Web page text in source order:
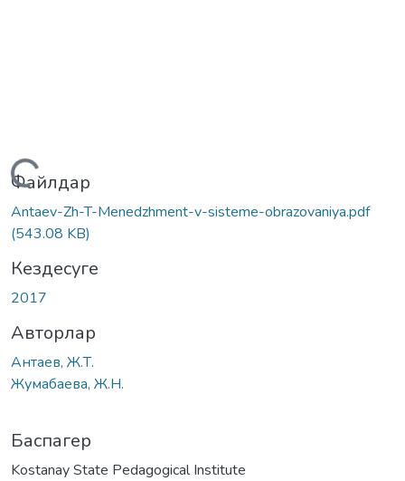
Жүктеу...
Файлдар
Antaev-Zh-T-Menedzhment-v-sisteme-obrazovaniya.pdf
(543.08 KB)
Кездесуге
2017
Авторлар
Антаев, Ж.Т.
Жумабаева, Ж.Н.
Баспагер
Kostanay State Pedagogical Institute